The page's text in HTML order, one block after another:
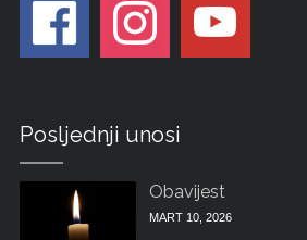
Posljednji unosi
Obavijest
MART 10, 2026